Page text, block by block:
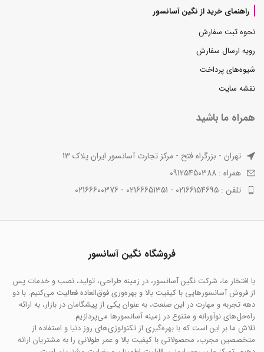
راهنمای خرید از نگین آسانسور
نحوه ثبت سفارش
رویه ارسال سفارش
شیوه‌های پرداخت
نقشه سایت
همراه ما باشید
تهران - بزرگراه فتح - مرکز تجارت آسانسور ایران پلاک 13
همراه : 09125450388
تلفن : 02166154695 - 02166651351 - 02166600376
فروشگاه نگین آسانسور
با افتخار ما، شرکت نگین آسانسور، در زمینه طراحی، تولید، نصب و خدمات پس
از فروش آسانسورهایی با کیفیت بالا و بهره‌وری فوق‌العاده فعالیت می‌کنیم. با دو
دهه تجربه و مهارت در این صنعت، به عنوان یکی از پیشگامان در بازار، به ارائه
راه‌حل‌های نوآورانه و متنوع در زمینه آسانسورها می‌پردازیم.
تلاش ما بر این است که با بهره‌گیری از تکنولوژی‌های روز دنیا و استفاده از
متخصصین مجرب، محصولاتی با کیفیت بالا و عمر طولانی را به مشتریان ارائه